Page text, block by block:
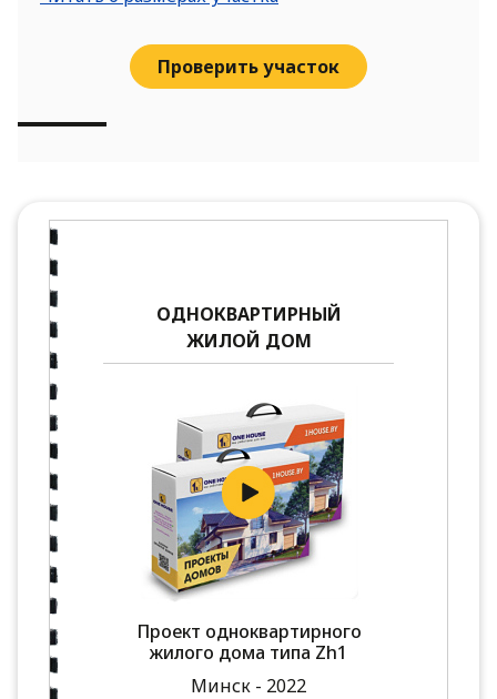
Проверить участок
ОДНОКВАРТИРНЫЙ
ЖИЛОЙ ДОМ
Проект одноквартирного
жилого дома типа Zh1
Минск - 2022